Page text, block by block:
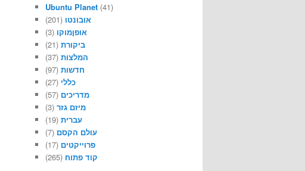
Ubuntu Planet (41)
אובונטו (201)
אופןמוקו (3)
ביקורת (21)
המלצות (37)
חדשות (97)
כללי (27)
מדריכים (57)
מיזם גזר (3)
עברית (19)
עולם הקסם (7)
פרוייקטים (17)
קוד פתוח (265)